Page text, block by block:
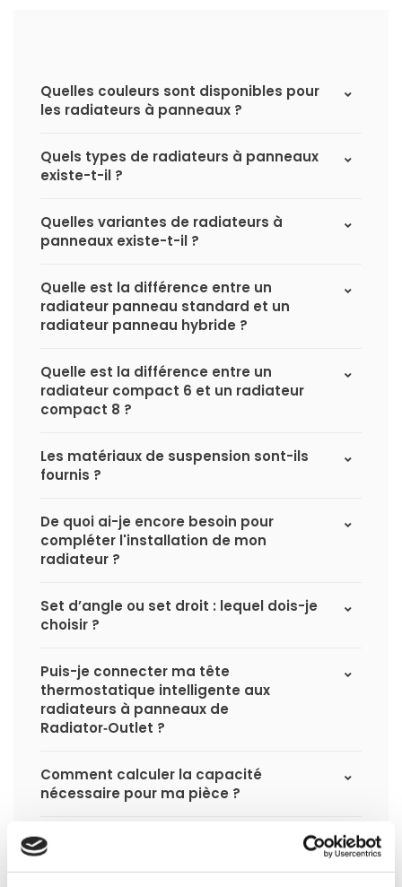
Quelles couleurs sont disponibles pour
les radiateurs à panneaux ?
Quels types de radiateurs à panneaux
existe-t-il ?
Quelles variantes de radiateurs à
panneaux existe-t-il ?
Quelle est la différence entre un
radiateur panneau standard et un
radiateur panneau hybride ?
Quelle est la différence entre un
radiateur compact 6 et un radiateur
compact 8 ?
Les matériaux de suspension sont-ils
fournis ?
De quoi ai-je encore besoin pour
compléter l'installation de mon
radiateur ?
Set d’angle ou set droit : lequel dois-je
choisir ?
Puis-je connecter ma tête
thermostatique intelligente aux
radiateurs à panneaux de
Radiator‑Outlet ?
Comment calculer la capacité
nécessaire pour ma pièce ?
Quel est le délai de livraison d'un
radiateur à panneaux et quand le
recevrai-je si je passe une commande ?